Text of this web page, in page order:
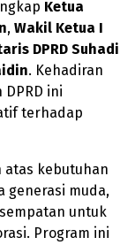
Ketua
, Wakil Ketua I
DPRD Suhadi
. Kehadiran
ini
terhadap
atas kebutuhan
generasi muda,
untuk
Program ini